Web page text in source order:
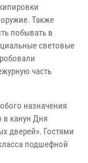
Также
побывать в
световые
часть
назначения
в канун Дня
дверей». Гостями
подшефной